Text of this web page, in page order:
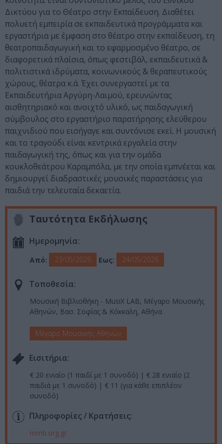
Δικτύου για το Θέατρο στην Εκπαίδευση. Διαθέτει
πολυετή εμπειρία σε εκπαιδευτικά προγράμματα και
εργαστήρια με έμφαση στο θέατρο στην εκπαίδευση, τη
θεατροπαιδαγωγική και το εφαρμοσμένο θέατρο, σε
διαφορετικά πλαίσια, όπως φεστιβάλ, εκπαιδευτικά &
πολιτιστικά ιδρύματα, κοινωνικούς & θεραπευτικούς
χώρους, θέατρα κ.ά. Έχει συνεργαστεί με τα
Εκπαιδευτήρια Αργύρη-Λαιμού, ερευνώντας
αισθητηριακό και ανοιχτό υλικό, ως παιδαγωγική
σύμβουλος στο εργαστήριο παρατήρησης ελεύθερου
παιχνιδιού που εισήγαγε και συντόνισε εκεί. Η μουσική
και το τραγούδι είναι κεντρικά εργαλεία στην
παιδαγωγική της, όπως και για την ομάδα
κουκλοθεάτρου Καραμπόλα, με την οποία εμπνέεται και
δημιουργεί διαδραστικές μουσικές παραστάσεις για
παιδιά την τελευταία δεκαετία.
Ταυτότητα Εκδήλωσης
Ημερομηνία:
Από: 23/05/2026 Εως: 24/05/2026
Τοποθεσία:
Μουσική Βιβλιοθήκη - MusiX LAB, Μέγαρο Μουσικής
Αθηνών, Βασ. Σοφίας & Κόκκαλη, Αθήνα
Μέγαρο Μουσικής Αθηνών
Eισιτήρια:
€ 20 ενιαίο (1 παιδί με 1 συνοδό) | € 28 ενιαίο (2
παιδιά με 1 συνοδό) | € 11 (για κάθε επιπλέον
συνοδό)
Πληροφορίες / Κρατήσεις:
mmb.org.gr